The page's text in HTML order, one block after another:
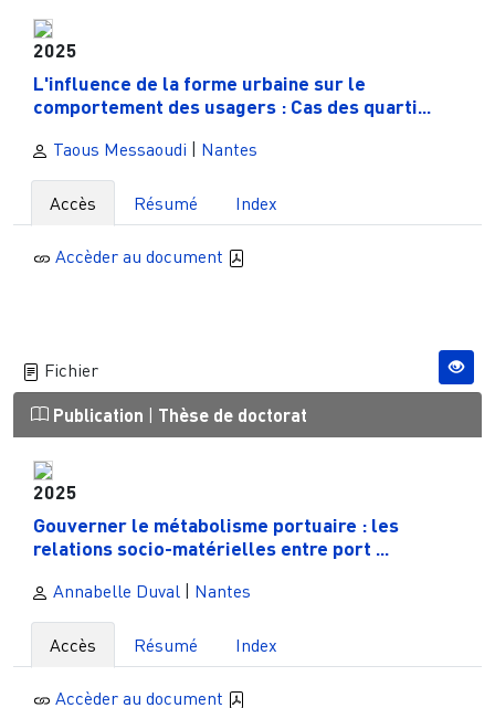
2025
L'influence de la forme urbaine sur le
comportement des usagers : Cas des quarti...
Taous Messaoudi Nantes
Accès Résumé Index
Accèder au document
Fichier
Publication | Thèse de doctorat
2025
Gouverner le métabolisme portuaire : les
relations socio-matérielles entre port ...
Annabelle Duval Nantes
Accès Résumé Index
Accèder au document